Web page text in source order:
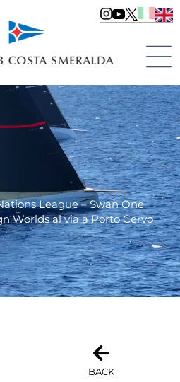
League – Swan One
Worlds al via a Porto Cervo
BACK